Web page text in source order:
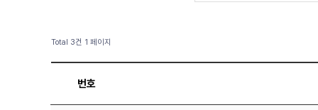
Total 3건 1 페이지
번호